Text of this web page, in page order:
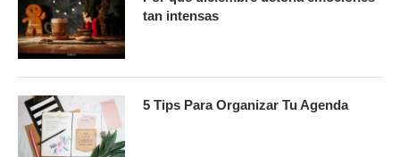
tan intensas
5 Tips Para Organizar Tu Agenda